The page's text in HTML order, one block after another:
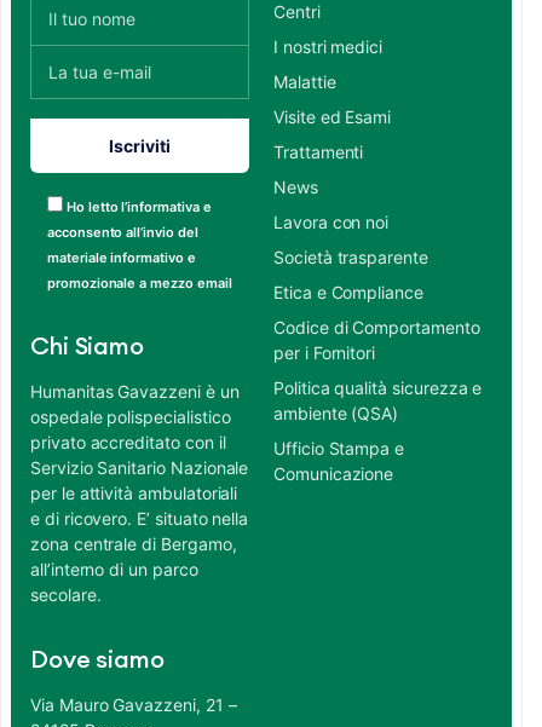
Ho letto l’informativa e
acconsento all’invio del
materiale informativo e
promozionale a mezzo email
Chi Siamo
Humanitas Gavazzeni è un
ospedale polispecialistico
privato accreditato con il
Servizio Sanitario Nazionale
per le attività ambulatoriali
e di ricovero. E’ situato nella
zona centrale di Bergamo,
all’interno di un parco
secolare.
Dove siamo
Via Mauro Gavazzeni, 21 –
Centri
I nostri medici
Malattie
Visite ed Esami
Trattamenti
News
Lavora con noi
Società trasparente
Etica e Compliance
Codice di Comportamento
per i Fornitori
Politica qualità sicurezza e
ambiente (QSA)
Ufficio Stampa e
Comunicazione